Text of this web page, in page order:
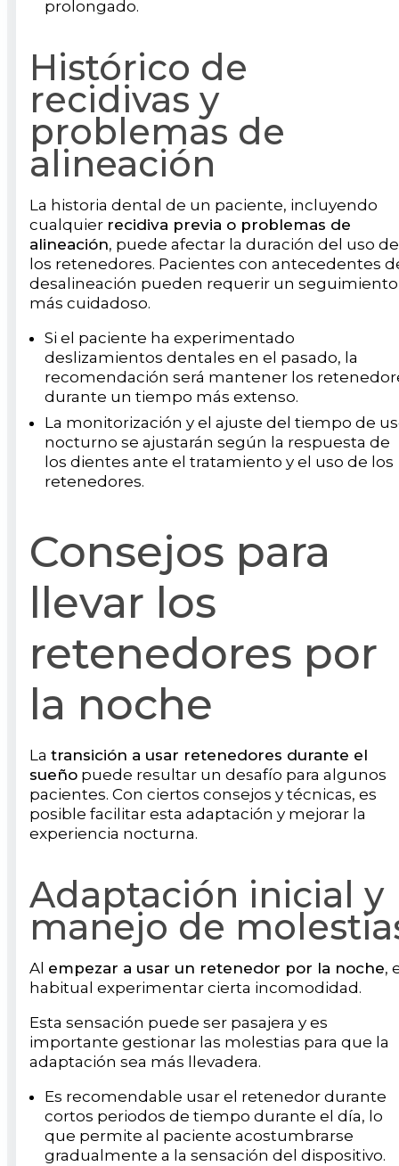
prolongado.
Histórico de
recidivas y
problemas de
alineación
La historia dental de un paciente, incluyendo
cualquier recidiva previa o problemas de
alineación, puede afectar la duración del uso de
los retenedores. Pacientes con antecedentes
desalineación pueden requerir un seguimiento
más cuidadoso.
Si el paciente ha experimentado
deslizamientos dentales en el pasado, la
recomendación será mantener los
durante un tiempo más extenso.
La monitorización y el ajuste del tiempo de
nocturno se ajustarán según la respuesta de
los dientes ante el tratamiento y el uso de los
retenedores.
Consejos para
llevar los
retenedores por
la noche
La transición a usar retenedores durante el
sueño puede resultar un desafío para algunos
pacientes. Con ciertos consejos y técnicas, es
posible facilitar esta adaptación y mejorar la
experiencia nocturna.
Adaptación inicial y
manejo de
Al empezar a usar un retenedor por la noche,
habitual experimentar cierta incomodidad.
Esta sensación puede ser pasajera y es
importante gestionar las molestias para que la
adaptación sea más llevadera.
Es recomendable usar el retenedor durante
cortos periodos de tiempo durante el día, lo
que permite al paciente acostumbrarse
gradualmente a la sensación del dispositivo.